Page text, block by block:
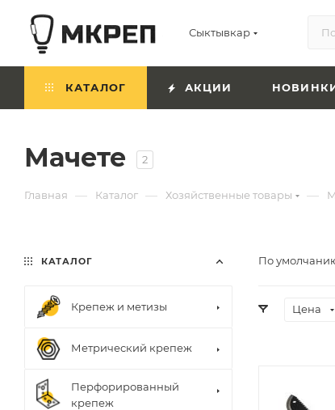
Сыктывкар
КАТАЛОГ АКЦИИ
Мачете 2
Главная — Каталог — Хозяйственные товары —
По
Цена
КАТАЛОГ
Крепеж и метизы
Метрический крепеж
Перфорированный
крепеж